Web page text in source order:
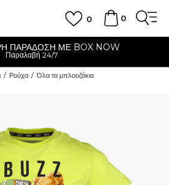
0
0
ΠΑΡΑΔΟΣΗ ΜΕ BOX NOW
Παραλαβή 24/7
Ρούχα
Όλα τα μπλουζάκια